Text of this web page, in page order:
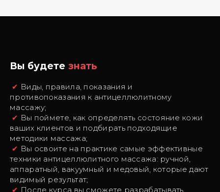
Вы будете знать
✔ Виды, правила, показания и
противопоказания к антицеллюлитному
массажу;
✔ Вы поймете, как определять состояние кожи
ваших клиентов и подбирать подходящие
методики массажа;
✔ Вы освоите на практике самые эффективные
техники антицеллюлитного массажа: ручной,
аппаратный, вакуумный и медовый, которые дают
видимый результат;
✔ После курса вы сможете разрабатывать